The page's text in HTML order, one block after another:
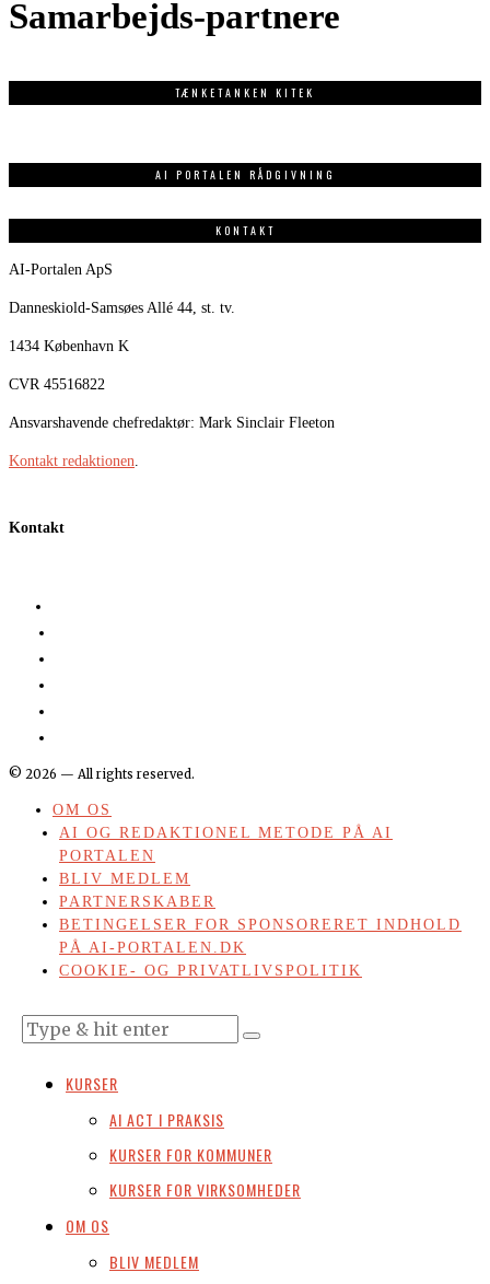
Samarbejds-partnere
TÆNKETANKEN KITEK
AI PORTALEN RÅDGIVNING
KONTAKT
AI-Portalen ApS
Danneskiold-Samsøes Allé 44, st. tv.
1434 København K
CVR 45516822
Ansvarshavende chefredaktør: Mark Sinclair Fleeton
Kontakt redaktionen.
Kontakt
© 2026 — All rights reserved.
OM OS
AI OG REDAKTIONEL METODE PÅ AI
PORTALEN
BLIV MEDLEM
PARTNERSKABER
BETINGELSER FOR SPONSORERET INDHOLD
PÅ AI-PORTALEN.DK
COOKIE- OG PRIVATLIVSPOLITIK
KURSER
AI ACT I PRAKSIS
KURSER FOR KOMMUNER
KURSER FOR VIRKSOMHEDER
OM OS
BLIV MEDLEM